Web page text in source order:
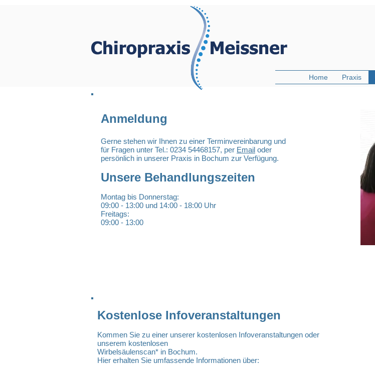
Home Praxis
Anmeldung
Gerne stehen wir Ihnen zu einer Terminvereinbarung und
für Fragen unter Tel.: 0234 54468157, per Email oder
persönlich in unserer Praxis in Bochum zur Verfügung.
Unsere Behandlungszeiten
Montag bis Donnerstag:
09:00 - 13:00 und 14:00 - 18:00 Uhr
Freitags:
09:00 - 13:00
Kostenlose Infoveranstaltungen
Kommen Sie zu einer unserer kostenlosen Infoveranstaltungen oder
unserem kostenlosen
Wirbelsäulenscan* in Bochum.
Hier erhalten Sie umfassende Informationen über:​